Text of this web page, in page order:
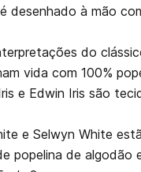
desenhado à mão
do
vida com 100%
e Edwin Iris são
e Selwyn White
popelina de